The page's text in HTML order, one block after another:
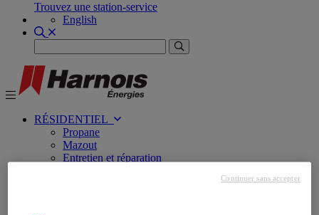
Trouvez une station-service
English
RÉSIDENTIEL
Propane
Mazout
Entretien et réparation
Continuer sans accepter